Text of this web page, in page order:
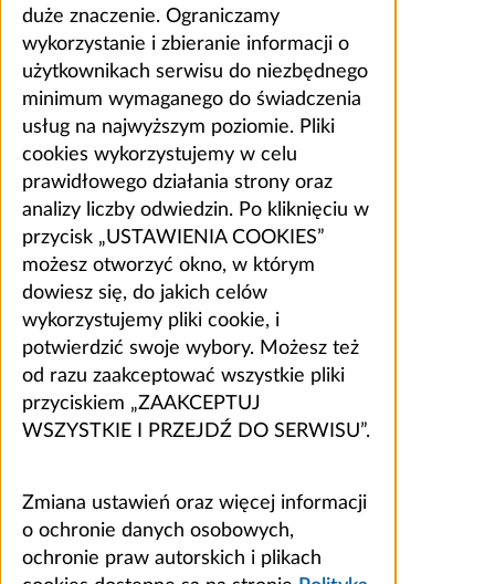
duże znaczenie. Ograniczamy
wykorzystanie i zbieranie informacji o
użytkownikach serwisu do niezbędnego
minimum wymaganego do świadczenia
usług na najwyższym poziomie. Pliki
cookies wykorzystujemy w celu
prawidłowego działania strony oraz
analizy liczby odwiedzin. Po kliknięciu w
przycisk „USTAWIENIA COOKIES”
możesz otworzyć okno, w którym
dowiesz się, do jakich celów
wykorzystujemy pliki cookie, i
potwierdzić swoje wybory. Możesz też
od razu zaakceptować wszystkie pliki
przyciskiem „ZAAKCEPTUJ
WSZYSTKIE I PRZEJDŹ DO SERWISU”.
Zmiana ustawień oraz więcej informacji
o ochronie danych osobowych,
ochronie praw autorskich i plikach